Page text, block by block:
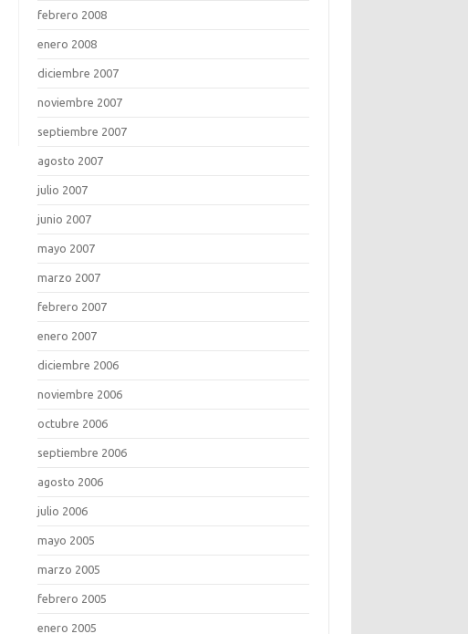
febrero 2008
enero 2008
diciembre 2007
noviembre 2007
septiembre 2007
agosto 2007
julio 2007
junio 2007
mayo 2007
marzo 2007
febrero 2007
enero 2007
diciembre 2006
noviembre 2006
octubre 2006
septiembre 2006
agosto 2006
julio 2006
mayo 2005
marzo 2005
febrero 2005
enero 2005